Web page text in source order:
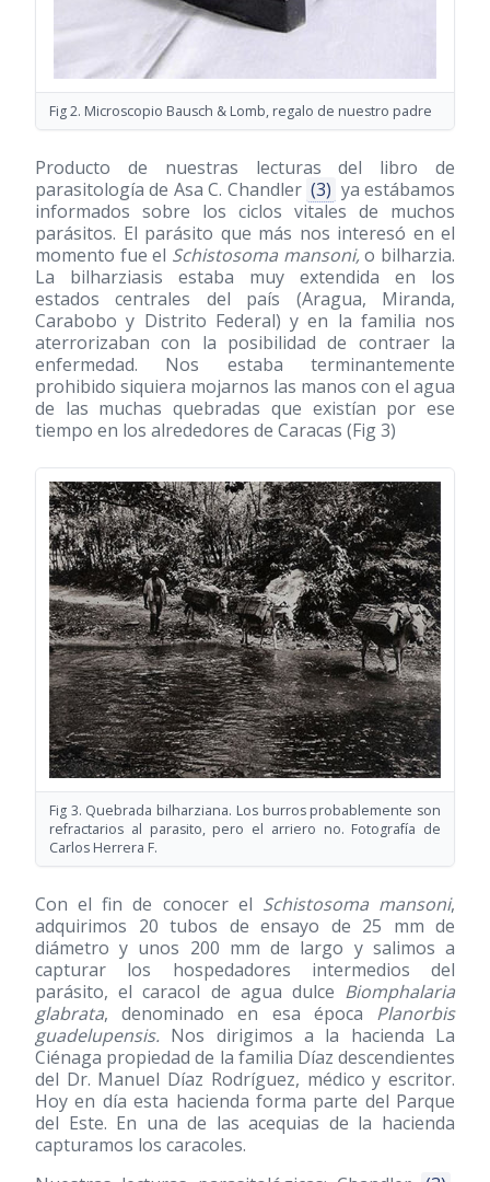
Fig 2. Microscopio Bausch & Lomb, regalo de nuestro padre
Producto de nuestras lecturas del libro de
parasitología de Asa C. Chandler (3) ya estábamos
informados sobre los ciclos vitales de muchos
parásitos. El parásito que más nos interesó en el
momento fue el Schistosoma mansoni,o bilharzia.
La bilharziasis estaba muy extendida en los
estados centrales del país (Aragua, Miranda,
Carabobo y Distrito Federal) y en la familia nos
aterrorizaban con la posibilidad de contraer la
enfermedad. Nos estaba terminantemente
prohibido siquiera mojarnos las manos con el agua
de las muchas quebradas que existían por ese
tiempo en los alrededores de Caracas (Fig 3)
Fig 3. Quebrada bilharziana. Los burros probablemente son
refractarios al parasito, pero el arriero no. Fotografía de
Carlos Herrera F.
Con el fin de conocer el Schistosoma mansoni,
adquirimos 20 tubos de ensayo de 25 mm de
diámetro y unos 200 mm de largo y salimos a
capturar los hospedadores intermedios del
parásito, el caracol de agua dulce Biomphalaria
glabrata, denominado en esa época Planorbis
guadelupensis. Nos dirigimos a la hacienda La
Ciénaga propiedad de la familia Díaz descendientes
del Dr. Manuel Díaz Rodríguez, médico y escritor.
Hoy en día esta hacienda forma parte del Parque
del Este. En una de las acequias de la hacienda
capturamos los caracoles.